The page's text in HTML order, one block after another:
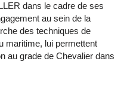
dans le cadre de ses
au sein de la
des techniques de
maritime, lui permettent
au grade de Chevalier dans